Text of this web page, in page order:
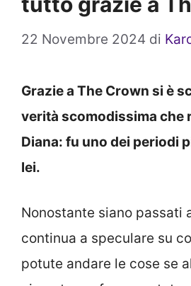
22 Novembre 2024 di
Grazie a The Crown si è
verità scomodissima che
Diana: fu uno dei periodi
lei.
Nonostante siano passati
continua a speculare su
potute andare le cose se